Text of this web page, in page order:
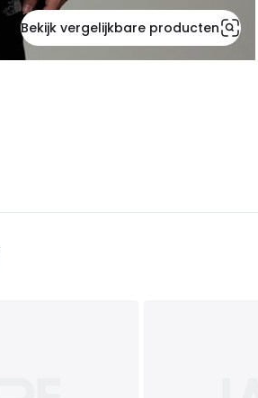
Bekijk vergelijkbare producten